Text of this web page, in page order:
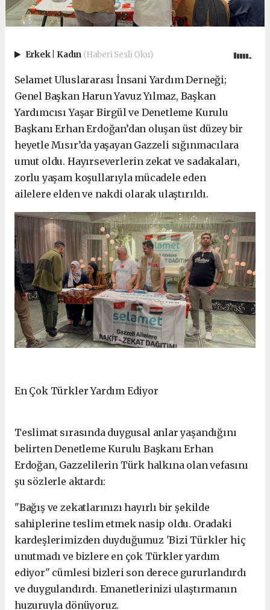
Erkek Kadın (Haberi Sesli Oku)
Selamet Uluslararası İnsani Yardım Derneği;
Genel Başkan Harun Yavuz Yılmaz, Başkan
Yardımcısı Yaşar Birgül ve Denetleme Kurulu
Başkanı Erhan Erdoğan’dan oluşan üst düzey bir
heyetle Mısır’da yaşayan Gazzeli sığınmacılara
umut oldu. Hayırseverlerin zekat ve sadakaları,
zorlu yaşam koşullarıyla mücadele eden
ailelere elden ve nakdi olarak ulaştırıldı.
En Çok Türkler Yardım Ediyor
Teslimat sırasında duygusal anlar yaşandığını
belirten Denetleme Kurulu Başkanı Erhan
Erdoğan, Gazzelilerin Türk halkına olan vefasını
şu sözlerle aktardı:
"Bağış ve zekatlarınızı hayırlı bir şekilde
sahiplerine teslim etmek nasip oldu. Oradaki
kardeşlerimizden duyduğumuz 'Bizi Türkler hiç
unutmadı ve bizlere en çok Türkler yardım
ediyor" cümlesi bizleri son derece gururlandırdı
ve duygulandırdı. Emanetlerinizi ulaştırmanın
huzuruyla dönüyoruz.